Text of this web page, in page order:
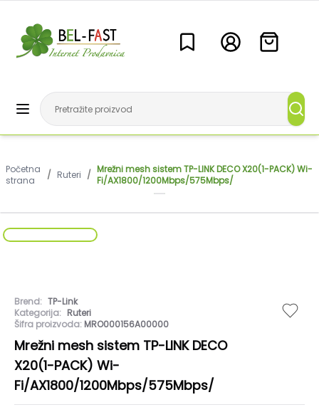
Početna
strana
/ Ruteri / Mrežni mesh sistem TP-LINK DECO X20(1-PACK) Wi-
Fi/AX1800/1200Mbps/575Mbps/
Brend: TP-Link
Kategorija: Ruteri
Šifra proizvoda: MRO000156A00000
Mrežni mesh sistem TP-LINK DECO
X20(1-PACK) Wi-
Fi/AX1800/1200Mbps/575Mbps/